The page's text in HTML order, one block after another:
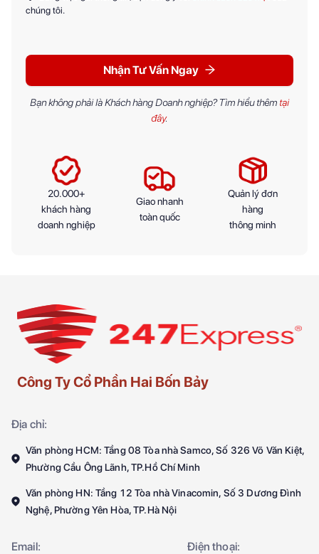
chúng tôi.
Nhận Tư Vấn Ngay
Bạn không phải là Khách hàng Doanh nghiệp? Tìm hiểu thêm tại
đây.
20.000+
khách hàng
doanh nghiệp
Giao nhanh
toàn quốc
Quản lý đơn
hàng
thông minh
Công Ty Cổ Phần Hai Bốn Bảy
Địa chỉ:
Văn phòng HCM: Tầng 08 Tòa nhà Samco, Số 326 Võ Văn Kiệt,
Phường Cầu Ông Lãnh, TP.Hồ Chí Minh
Văn phòng HN: Tầng 12 Tòa nhà Vinacomin, Số 3 Dương Đình
Nghệ, Phường Yên Hòa, TP.Hà Nội
Email:
Điện thoại: